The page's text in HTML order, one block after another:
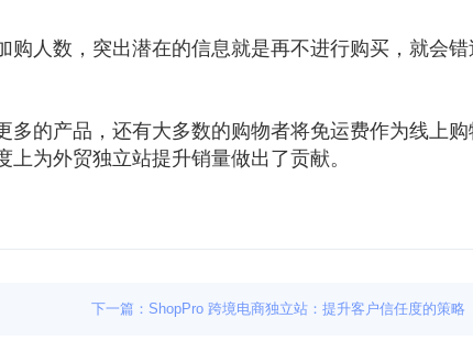
人数，突出潜在的信息就是再不进行购买，就会错
的产品，还有大多数的购物者将免运费作为线上
为外贸独立站提升销量做出了贡献。
下一篇：ShopPro 跨境电商独立站：提升客户信任度的策略